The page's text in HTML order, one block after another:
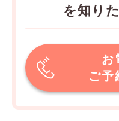
を知り
お
ご予